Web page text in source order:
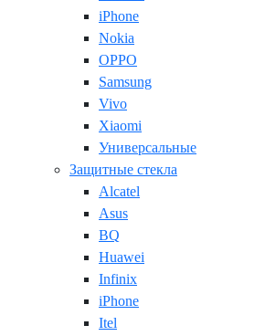
iPhone
Nokia
OPPO
Samsung
Vivo
Xiaomi
Универсальные
Защитные стекла
Alcatel
Asus
BQ
Huawei
Infinix
iPhone
Itel